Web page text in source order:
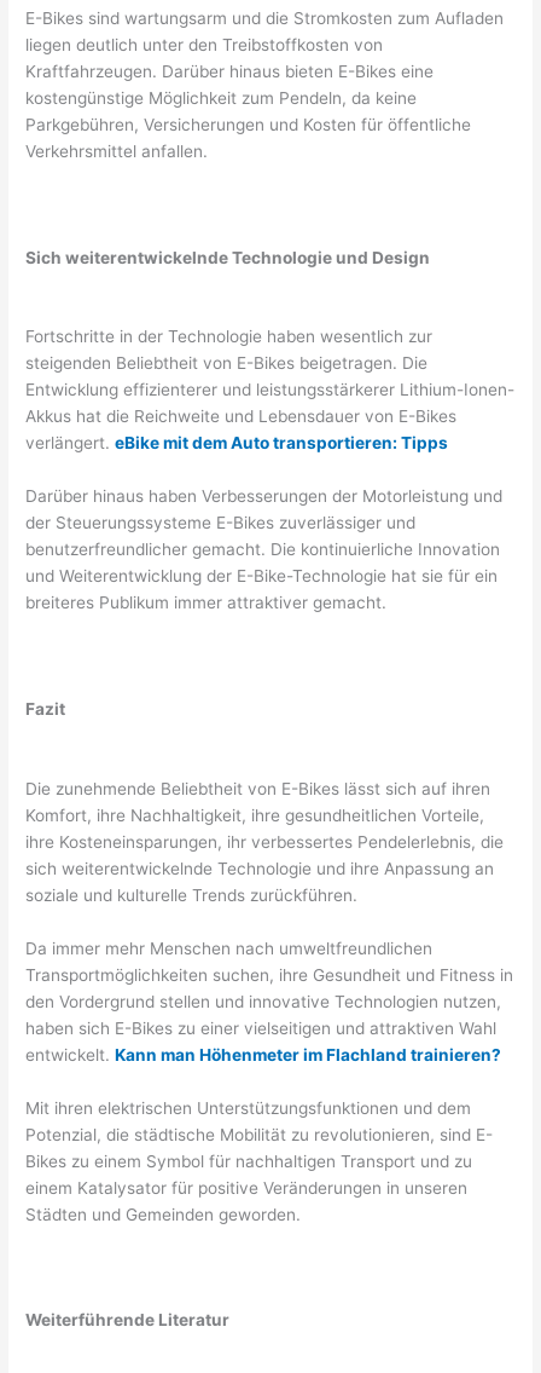
E-Bikes sind wartungsarm und die Stromkosten zum Aufladen
liegen deutlich unter den Treibstoffkosten von
Kraftfahrzeugen. Darüber hinaus bieten E-Bikes eine
kostengünstige Möglichkeit zum Pendeln, da keine
Parkgebühren, Versicherungen und Kosten für öffentliche
Verkehrsmittel anfallen.
Sich weiterentwickelnde Technologie und Design
Fortschritte in der Technologie haben wesentlich zur
steigenden Beliebtheit von E-Bikes beigetragen. Die
Entwicklung effizienterer und leistungsstärkerer Lithium-Ionen-
Akkus hat die Reichweite und Lebensdauer von E-Bikes
verlängert.eBike mit dem Auto transportieren: Tipps
Darüber hinaus haben Verbesserungen der Motorleistung und
der Steuerungssysteme E-Bikes zuverlässiger und
benutzerfreundlicher gemacht. Die kontinuierliche Innovation
und Weiterentwicklung der E-Bike-Technologie hat sie für ein
breiteres Publikum immer attraktiver gemacht.
Fazit
Die zunehmende Beliebtheit von E-Bikes lässt sich auf ihren
Komfort, ihre Nachhaltigkeit, ihre gesundheitlichen Vorteile,
ihre Kosteneinsparungen, ihr verbessertes Pendelerlebnis, die
sich weiterentwickelnde Technologie und ihre Anpassung an
soziale und kulturelle Trends zurückführen.
Da immer mehr Menschen nach umweltfreundlichen
Transportmöglichkeiten suchen, ihre Gesundheit und Fitness in
den Vordergrund stellen und innovative Technologien nutzen,
haben sich E-Bikes zu einer vielseitigen und attraktiven Wahl
entwickelt.Kann man Höhenmeter im Flachland trainieren?
Mit ihren elektrischen Unterstützungsfunktionen und dem
Potenzial, die städtische Mobilität zu revolutionieren, sind E-
Bikes zu einem Symbol für nachhaltigen Transport und zu
einem Katalysator für positive Veränderungen in unseren
Städten und Gemeinden geworden.
Weiterführende Literatur